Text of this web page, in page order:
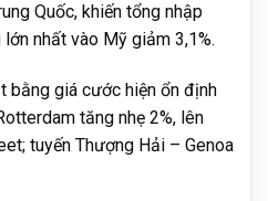
Quốc, khiến tổng nhập
nhất vào Mỹ giảm 3,1%.
bằng giá cước hiện ổn định
tăng nhẹ 2%, lên
tuyến Thượng Hải – Genoa